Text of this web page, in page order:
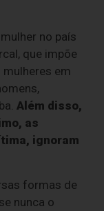
no país
que impõe
em
Além disso,
as
ignoram
formas de
nunca o